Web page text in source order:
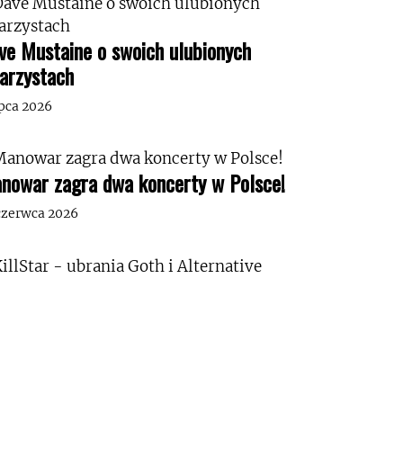
Mustaine o swoich ulubionych
2026
zagra dwa koncerty w Polsce!
2026